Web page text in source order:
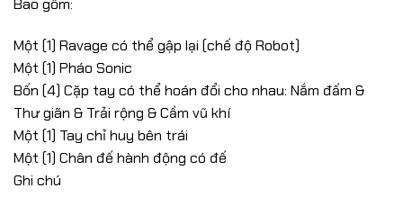
Bao gồm:
Một (1) Ravage có thể gập lại (chế độ Robot)
Một (1) Pháo Sonic
Bốn (4) Cặp tay có thể hoán đổi cho nhau: Nắm đấm &
Thư giãn & Trải rộng & Cầm vũ khí
Một (1) Tay chỉ huy bên trái
Một (1) Chân đế hành động có đế
Ghi chú